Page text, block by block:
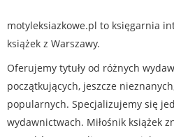
motyleksiazkowe.pl to księgarnia
książek z Warszawy.
Oferujemy tytuły od różnych
początkujących, jeszcze
popularnych. Specjalizujemy się
wydawnictwach. Miłośnik książek